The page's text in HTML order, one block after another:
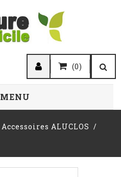
(0)
MENU
Accessoires ALUCLOS